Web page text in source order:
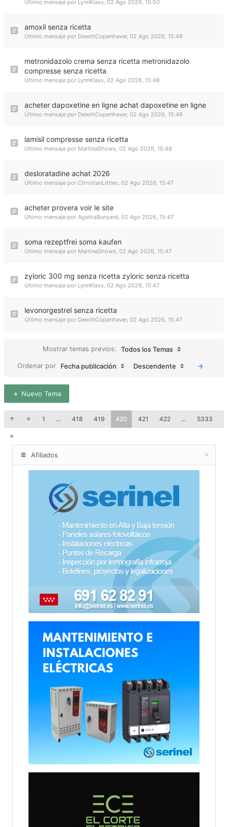
Último mensaje por LynnKlass, 02 Ago 2026, 15:50
amoxil senza ricetta
Último mensaje por DewittCopenhaver, 02 Ago 2026, 15:48
metronidazolo crema senza ricetta metronidazolo
compresse senza ricetta
Último mensaje por LynnKlass, 02 Ago 2026, 15:48
acheter dapoxetine en ligne achat dapoxetine en ligne
Último mensaje por DewittCopenhaver, 02 Ago 2026, 15:48
lamisil compresse senza ricetta
Último mensaje por MartinaShows, 02 Ago 2026, 15:48
desloratadine achat 2026
Último mensaje por ChristianLittles, 02 Ago 2026, 15:47
acheter provera voir le site
Último mensaje por AgathaBunyard, 02 Ago 2026, 15:47
soma rezeptfrei soma kaufen
Último mensaje por MartinaShows, 02 Ago 2026, 15:47
zyloric 300 mg senza ricetta zyloric senza ricetta
Último mensaje por LynnKlass, 02 Ago 2026, 15:47
levonorgestrel senza ricetta
Último mensaje por DewittCopenhaver, 02 Ago 2026, 15:47
Mostrar temas previos:
Todos los Temas
Ordenar por
Fecha publicación Descendente
Nuevo Tema
1 … 418 419 420 421 422 … 5333
Afiliados